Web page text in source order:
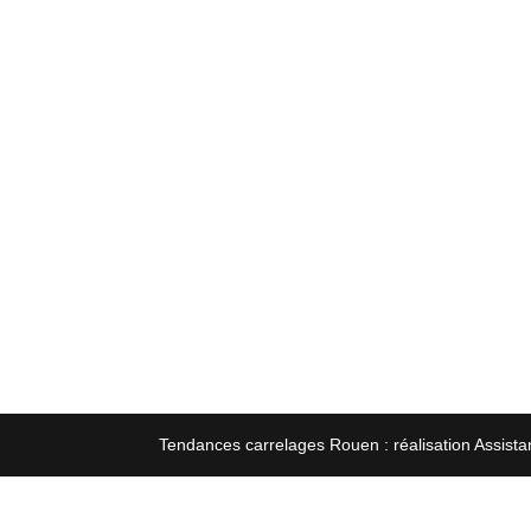
Tendances carrelages Rouen : réalisation